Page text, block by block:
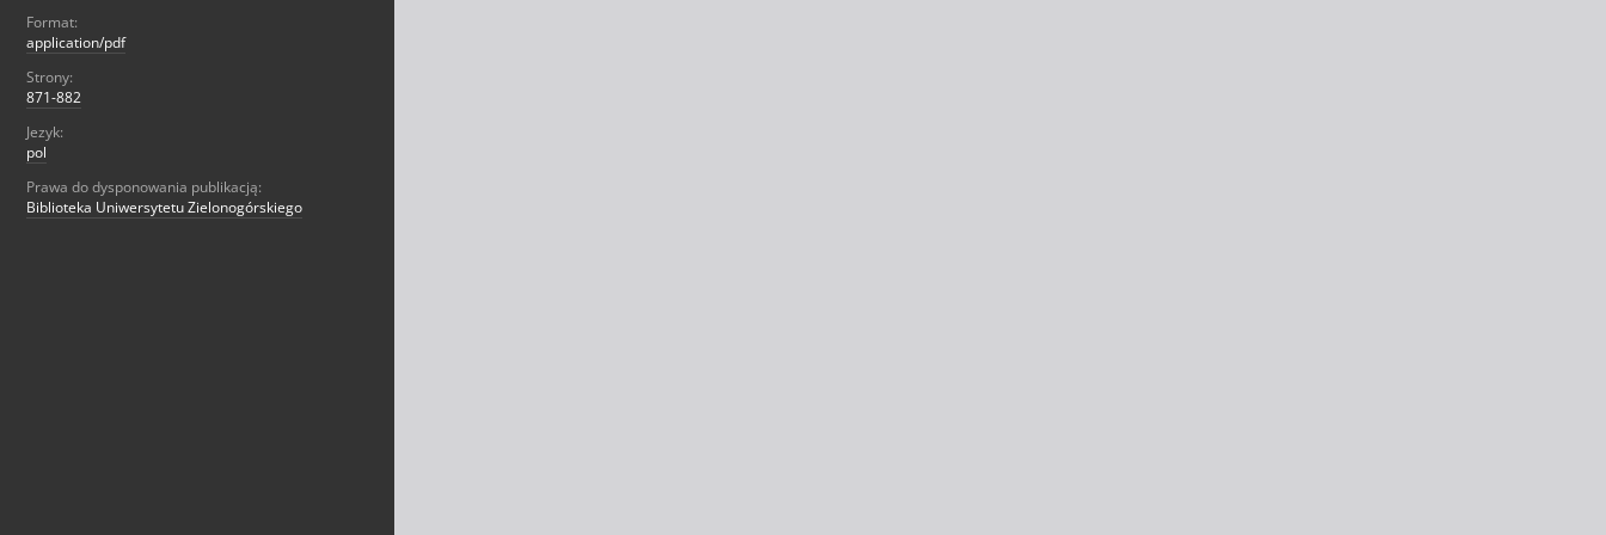
Format:
application/pdf
Strony:
871-882
Jezyk:
pol
Prawa do dysponowania publikacją:
Biblioteka Uniwersytetu Zielonogórskiego